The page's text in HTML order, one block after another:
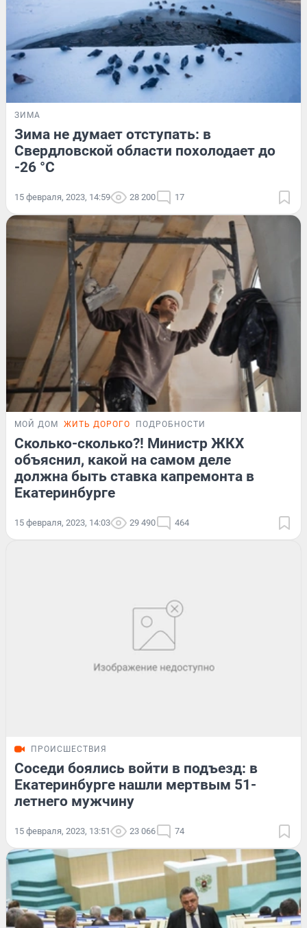
ЗИМА
Зима не думает отступать: в
Свердловской области похолодает до
-26 °С
15 февраля, 2023, 14:59 28 200 17
МОЙ ДОМ ЖИТЬ ДОРОГО ПОДРОБНОСТИ
Сколько-сколько?! Министр ЖКХ
объяснил, какой на самом деле
должна быть ставка капремонта в
Екатеринбурге
15 февраля, 2023, 14:03 29 490 464
ПРОИСШЕСТВИЯ
Соседи боялись войти в подъезд: в
Екатеринбурге нашли мертвым 51-
летнего мужчину
15 февраля, 2023, 13:51 23 066 74